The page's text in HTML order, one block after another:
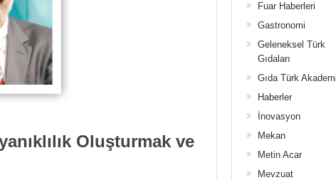
Oluşturmak ve
Fuar Haberleri
Gastronomi
Geleneksel Türk
Gıdaları
Gıda Türk Akademi
Haberler
İnovasyon
Mekan
Metin Acar
Mevzuat